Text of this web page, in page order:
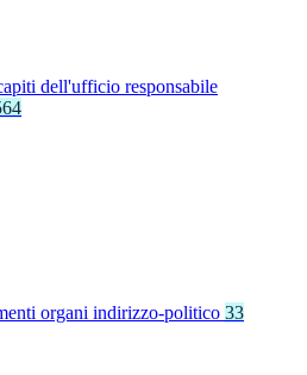
dell'ufficio responsabile
organi indirizzo-politico 33